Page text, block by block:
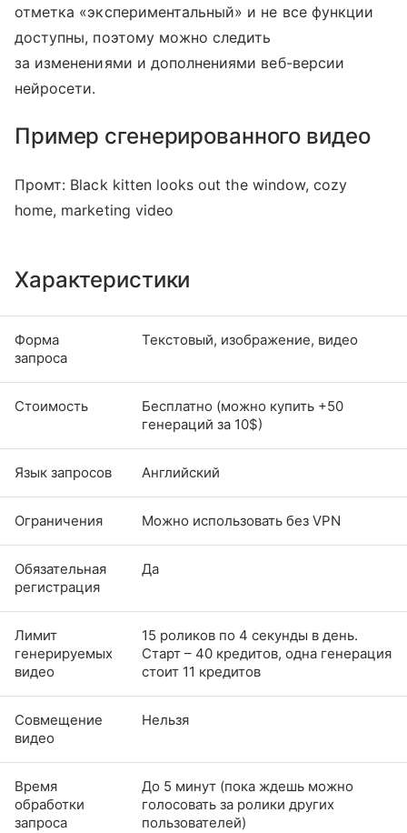
отметка «экспериментальный» и не все функции
доступны, поэтому можно следить
за изменениями и дополнениями веб-версии
нейросети.
Пример сгенерированного видео
Промт: Black kitten looks out the window, cozy
home, marketing video
Характеристики
Форма
запроса
Текстовый, изображение, видео
Стоимость
Бесплатно (можно купить +50
генераций за 10$)⁣
Язык запросов Английский
Ограничения Можно использовать без VPN
Обязательная
регистрация
Да
Лимит
генерируемых
видео
15 роликов по 4 секунды в день.
Старт – 40 кредитов, одна генерация
стоит 11 кредитов
Совмещение
видео
Нельзя
Время
обработки
запроса
До 5 минут (пока ждешь можно
голосовать за ролики других
пользователей)